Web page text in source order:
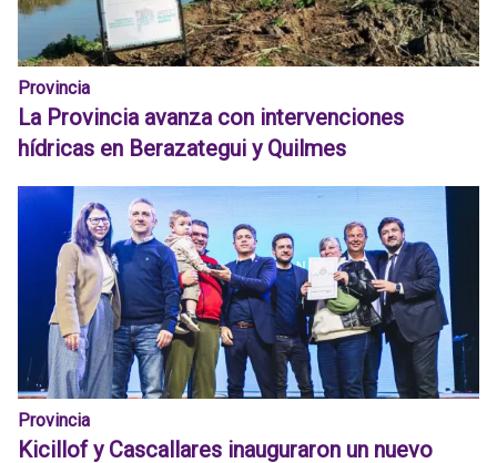
Provincia
La Provincia avanza con intervenciones
hídricas en Berazategui y Quilmes
Provincia
Kicillof y Cascallares inauguraron un nuevo